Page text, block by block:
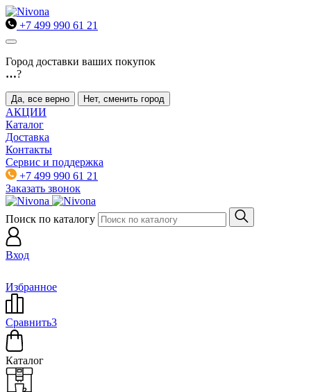
+7 499 990 61 21
Город доставки ваших покупок
…?
Да, все верно Нет, сменить город
АКЦИИ
Каталог
Доставка
Контакты
Сервис и поддержка
+7 499 990 61 21
Заказать звонок
Поиск по каталогу
Вход
Избранное
Сравнить3
Каталог